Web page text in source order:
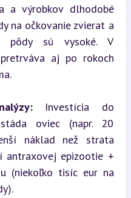
a výrobkov dlhodobé
na očkovanie zvierat a
pôdy sú vysoké. V
aj po rokoch
Investícia do
oviec (napr. 20
náklad než strata
antraxovej epizootie +
(niekoľko tisíc eur na